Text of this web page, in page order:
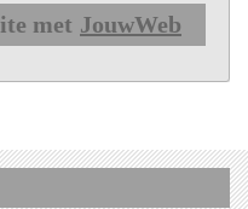
met JouwWeb